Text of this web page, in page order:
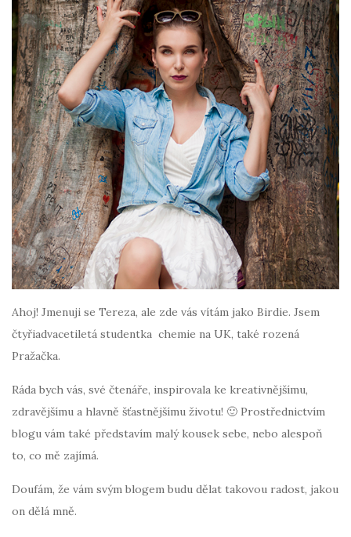
Ahoj! Jmenuji se Tereza, ale zde vás vítám jako Birdie. Jsem
čtyřiadvacetiletá studentka chemie na UK, také rozená
Pražačka.
Ráda bych vás, své čtenáře, inspirovala ke kreativnějšímu,
zdravějšímu a hlavně šťastnějšímu životu! 🙂 Prostřednictvím
blogu vám také představím malý kousek sebe, nebo alespoň
to, co mě zajímá.
Doufám, že vám svým blogem budu dělat takovou radost, jakou
on dělá mně.